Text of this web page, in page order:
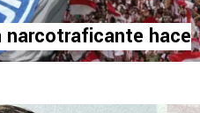
narcotraficante hace